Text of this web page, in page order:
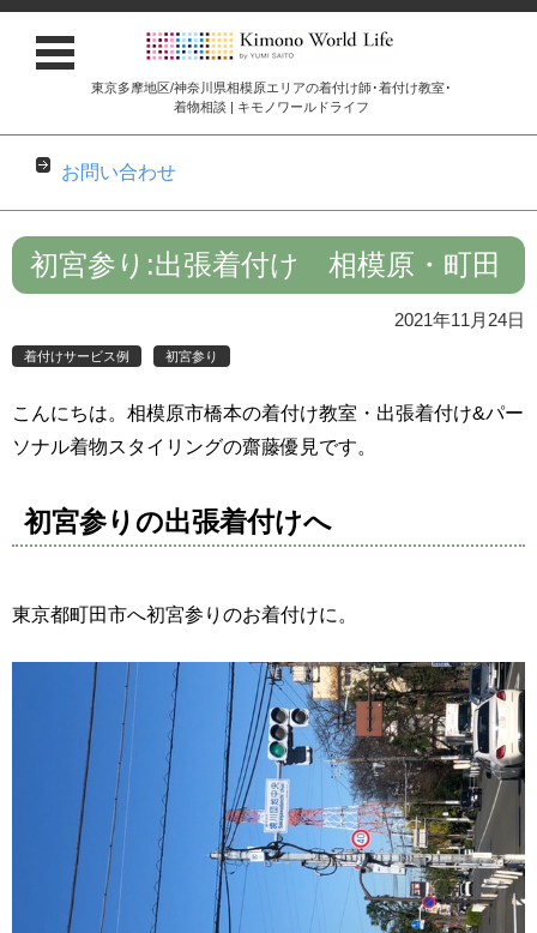
東京多摩地区/神奈川県相模原エリアの着付け師･着付け教室･
着物相談 | キモノワールドライフ
お問い合わせ
コンテンツに移動
初宮参り:出張着付け 相模原・町田
2021年11月24日
着付けサービス例 初宮参り
こんにちは。相模原市橋本の着付け教室・出張着付け&パー
ソナル着物スタイリングの齋藤優見です。
初宮参りの出張着付けへ
東京都町田市へ初宮参りのお着付けに。